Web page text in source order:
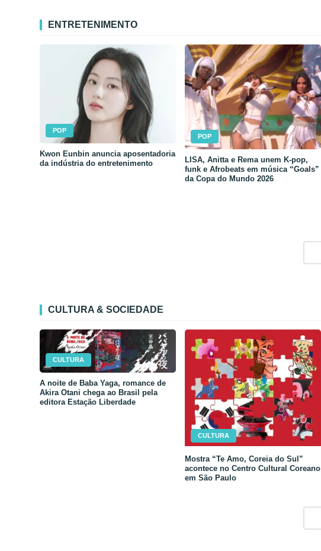
ENTRETENIMENTO
POP
Kwon Eunbin anuncia aposentadoria
da indústria do entretenimento
POP
LISA, Anitta e Rema unem K-pop,
funk e Afrobeats em música “Goals”
da Copa do Mundo 2026
CULTURA & SOCIEDADE
CULTURA
A noite de Baba Yaga, romance de
Akira Otani chega ao Brasil pela
editora Estação Liberdade
CULTURA
Mostra “Te Amo, Coreia do Sul”
acontece no Centro Cultural Coreano
em São Paulo